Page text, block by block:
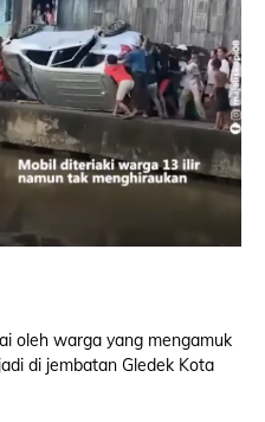
oleh warga yang mengamuk
di jembatan Gledek Kota